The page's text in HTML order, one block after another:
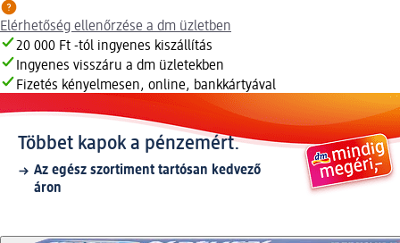
Elérhetőség ellenőrzése a dm üzletben
20 000 Ft -tól ingyenes kiszállítás
Ingyenes visszáru a dm üzletekben
Fizetés kényelmesen, online, bankkártyával
Többet kapok a pénzemért.
Az egész szortiment tartósan kedvező
áron